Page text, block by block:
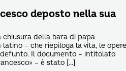
deposto nella sua
della bara di papa
– che riepiloga la vita, le opere
Il documento – intitolato
– è stato […]